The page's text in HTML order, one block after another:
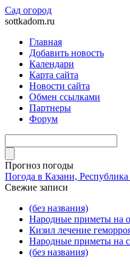
Сад огород
sottkadom.ru
Главная
Добавить новость
Календари
Карта сайта
Новости сайта
Обмен ссылками
Партнеры
Форум
Прогноз погоды
Погода в Казани, Республика
Свежие записи
(без названия)
Народные приметы на
Кизил лечение
Народные приметы на
(без названия)